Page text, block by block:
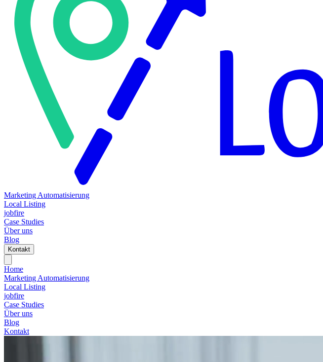
Marketing Automatisierung
Local Listing
jobfire
Case Studies
Über uns
Blog
Kontakt
Home
Marketing Automatisierung
Local Listing
jobfire
Case Studies
Über uns
Blog
Kontakt